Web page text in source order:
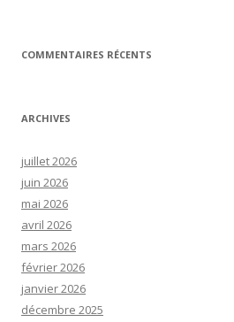
COMMENTAIRES RÉCENTS
ARCHIVES
juillet 2026
juin 2026
mai 2026
avril 2026
mars 2026
février 2026
janvier 2026
décembre 2025